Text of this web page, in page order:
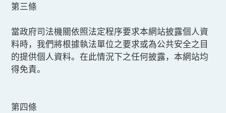
第三條
當政府司法機關依照法定程序要求本網站披露個人資
料時，我們將根據執法單位之要求或為公共安全之目
的提供個人資料。在此情況下之任何披露，本網站均
得免責。
第四條